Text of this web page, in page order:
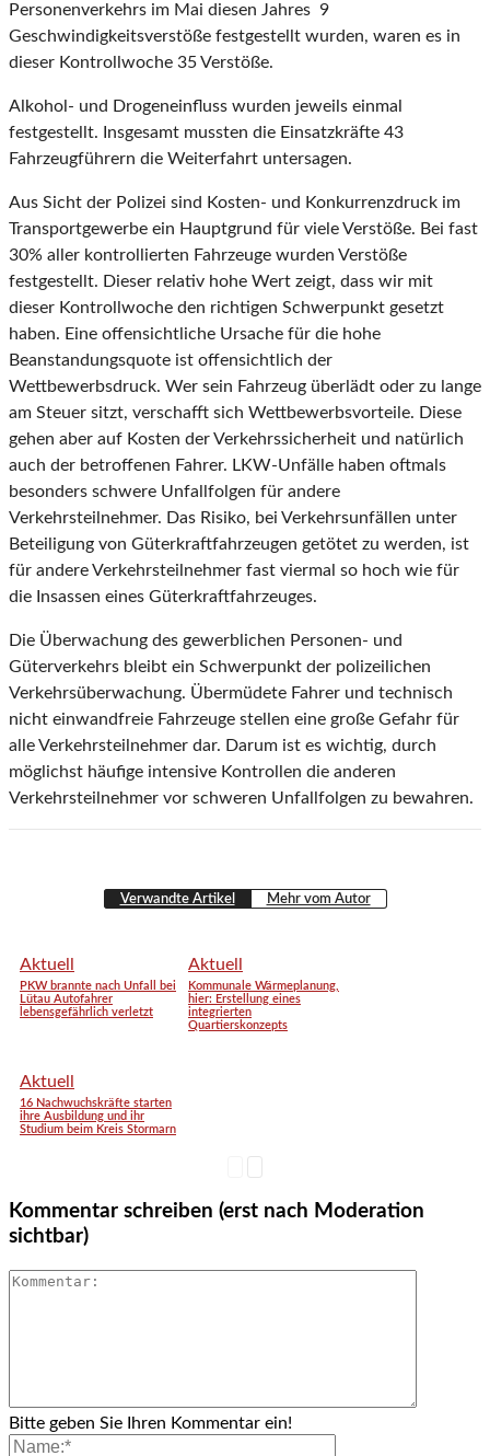
Personenverkehrs im Mai diesen Jahres 9
Geschwindigkeitsverstöße festgestellt wurden, waren es in
dieser Kontrollwoche 35 Verstöße.
Alkohol- und Drogeneinfluss wurden jeweils einmal
festgestellt. Insgesamt mussten die Einsatzkräfte 43
Fahrzeugführern die Weiterfahrt untersagen.
Aus Sicht der Polizei sind Kosten- und Konkurrenzdruck im
Transportgewerbe ein Hauptgrund für viele Verstöße. Bei fast
30% aller kontrollierten Fahrzeuge wurden Verstöße
festgestellt. Dieser relativ hohe Wert zeigt, dass wir mit
dieser Kontrollwoche den richtigen Schwerpunkt gesetzt
haben. Eine offensichtliche Ursache für die hohe
Beanstandungsquote ist offensichtlich der
Wettbewerbsdruck. Wer sein Fahrzeug überlädt oder zu lange
am Steuer sitzt, verschafft sich Wettbewerbsvorteile. Diese
gehen aber auf Kosten der Verkehrssicherheit und natürlich
auch der betroffenen Fahrer. LKW-Unfälle haben oftmals
besonders schwere Unfallfolgen für andere
Verkehrsteilnehmer. Das Risiko, bei Verkehrsunfällen unter
Beteiligung von Güterkraftfahrzeugen getötet zu werden, ist
für andere Verkehrsteilnehmer fast viermal so hoch wie für
die Insassen eines Güterkraftfahrzeuges.
Die Überwachung des gewerblichen Personen- und
Güterverkehrs bleibt ein Schwerpunkt der polizeilichen
Verkehrsüberwachung. Übermüdete Fahrer und technisch
nicht einwandfreie Fahrzeuge stellen eine große Gefahr für
alle Verkehrsteilnehmer dar. Darum ist es wichtig, durch
möglichst häufige intensive Kontrollen die anderen
Verkehrsteilnehmer vor schweren Unfallfolgen zu bewahren.
Verwandte Artikel Mehr vom Autor
Aktuell
PKW brannte nach Unfall bei
Lütau Autofahrer
lebensgefährlich verletzt
Aktuell
Kommunale Wärmeplanung,
hier: Erstellung eines
integrierten
Quartierskonzepts
Aktuell
16 Nachwuchskräfte starten
ihre Ausbildung und ihr
Studium beim Kreis Stormarn
Kommentar schreiben (erst nach Moderation
sichtbar)
Bitte geben Sie Ihren Kommentar ein!